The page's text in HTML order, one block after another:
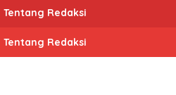
Tentang Redaksi
Tentang Redaksi